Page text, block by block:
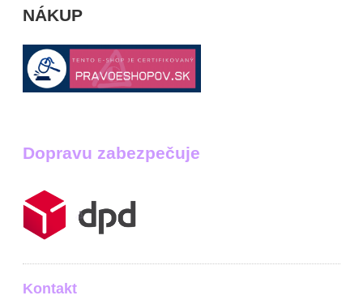
NÁKUP
Dopravu zabezpečuje
Kontakt